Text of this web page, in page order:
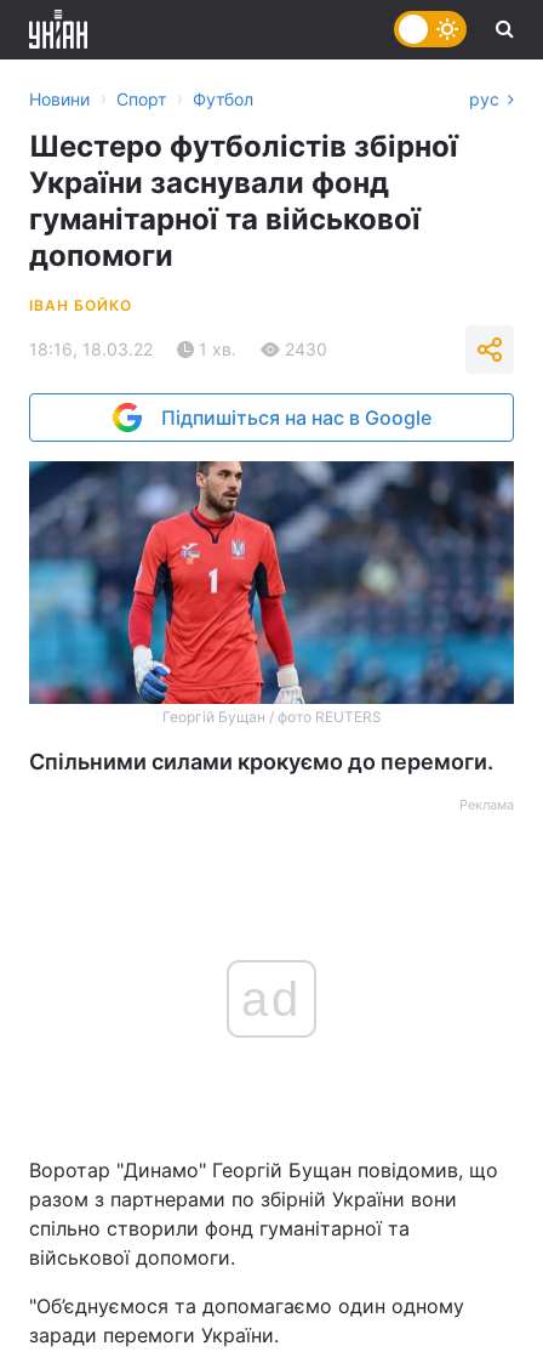
Головна Війна
Політика
Економіка Світ
Спорт
Новини › Спорт › Футбол рус
Шестеро футболістів збірної
України заснували фонд
гуманітарної та військової
допомоги
ІВАН БОЙКО
18:16, 18.03.22 1 хв. 2430
Підпишіться на нас в Google
Георгій Бущан / фото REUTERS
Спільними силами крокуємо до перемоги.
Реклама
ad
Воротар "Динамо" Георгій Бущан повідомив, що
разом з партнерами по збірній України вони
спільно створили фонд гуманітарної та
військової допомоги.
"Об’єднуємося та допомагаємо один одному
заради перемоги України.